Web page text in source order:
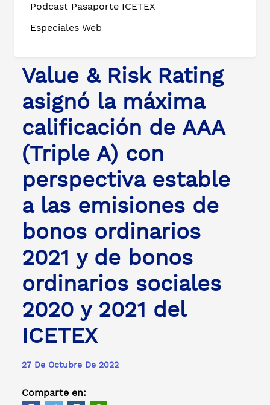
Podcast Pasaporte ICETEX
Especiales Web
Value & Risk Rating
asignó la máxima
calificación de AAA
(Triple A) con
perspectiva estable
a las emisiones de
bonos ordinarios
2021 y de bonos
ordinarios sociales
2020 y 2021 del
ICETEX
27 De Octubre De 2022
Comparte en: